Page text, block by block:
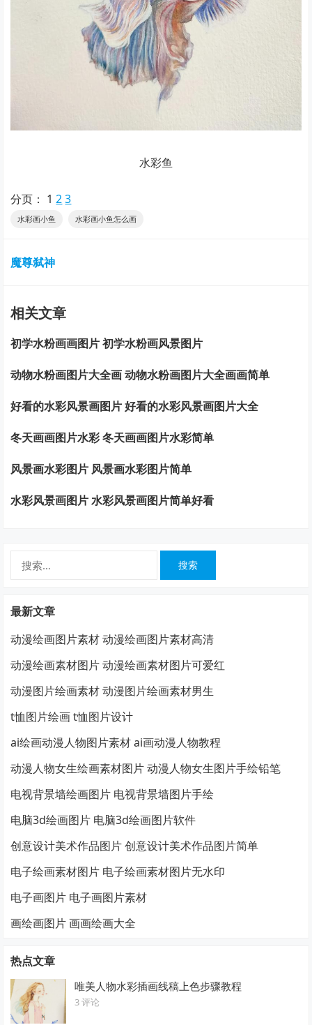
水彩鱼
分页： 1 2 3
水彩画小鱼 水彩画小鱼怎么画
魔尊弑神
相关文章
初学水粉画画图片 初学水粉画风景图片
动物水粉画图片大全画 动物水粉画图片大全画画简单
好看的水彩风景画图片 好看的水彩风景画图片大全
冬天画画图片水彩 冬天画画图片水彩简单
风景画水彩图片 风景画水彩图片简单
水彩风景画图片 水彩风景画图片简单好看
最新文章
动漫绘画图片素材 动漫绘画图片素材高清
动漫绘画素材图片 动漫绘画素材图片可爱红
动漫图片绘画素材 动漫图片绘画素材男生
t恤图片绘画 t恤图片设计
ai绘画动漫人物图片素材 ai画动漫人物教程
动漫人物女生绘画素材图片 动漫人物女生图片手绘铅笔
电视背景墙绘画图片 电视背景墙图片手绘
电脑3d绘画图片 电脑3d绘画图片软件
创意设计美术作品图片 创意设计美术作品图片简单
电子绘画素材图片 电子绘画素材图片无水印
电子画图片 电子画图片素材
画绘画图片 画画绘画大全
热点文章
唯美人物水彩插画线稿上色步骤教程
3 评论